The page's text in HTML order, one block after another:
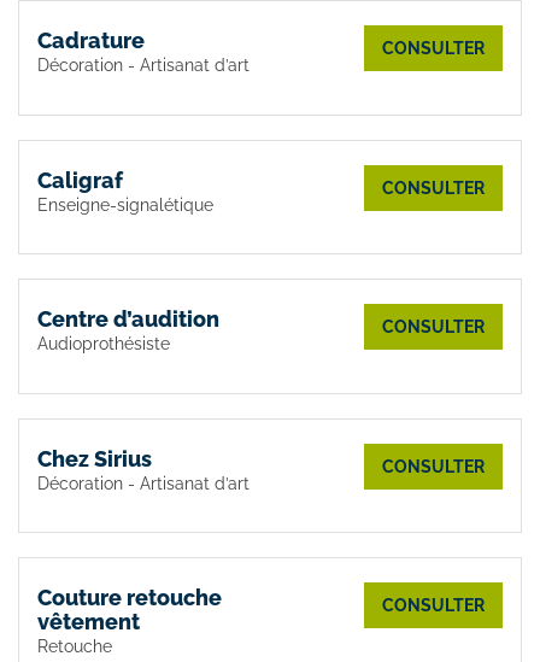
Cadrature
Décoration - Artisanat d’art
CONSULTER
Caligraf
Enseigne-signalétique
CONSULTER
Centre d’audition
Audioprothésiste
CONSULTER
Chez Sirius
Décoration - Artisanat d’art
CONSULTER
Couture retouche
vêtement
Retouche
CONSULTER